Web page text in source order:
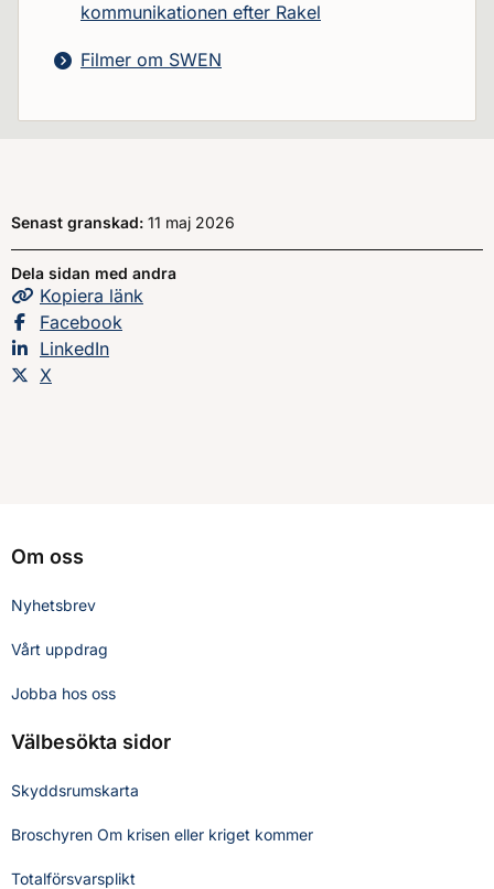
kommunikationen efter Rakel
Filmer om SWEN
Senast granskad: 11 maj 2026
Dela sidan med andra
Kopiera sidans
länk
Dela sidan på
Facebook
Dela sidan på
LinkedIn
Dela sidan på
X
Om oss
Nyhetsbrev
Vårt uppdrag
Jobba hos oss
Välbesökta sidor
Skyddsrumskarta
Broschyren Om krisen eller kriget kommer
Totalförsvarsplikt